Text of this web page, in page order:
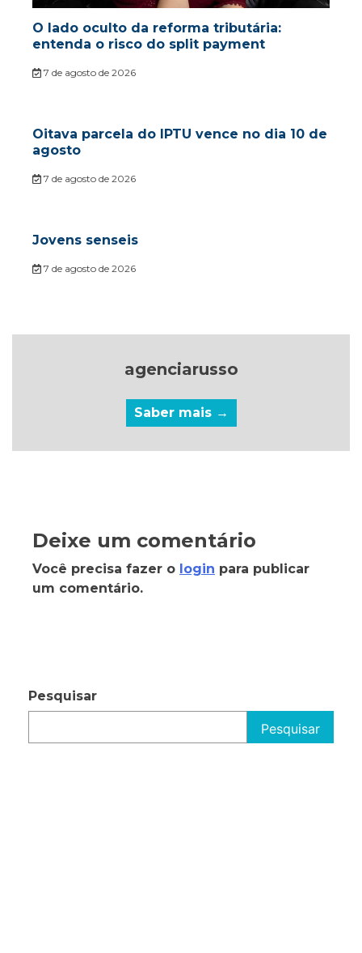
O lado oculto da reforma tributária:
entenda o risco do split payment
7 de agosto de 2026
Oitava parcela do IPTU vence no dia 10 de
agosto
7 de agosto de 2026
Jovens senseis
7 de agosto de 2026
agenciarusso
Saber mais →
Deixe um comentário
Você precisa fazer o login para publicar
um comentário.
Pesquisar
Pesquisar